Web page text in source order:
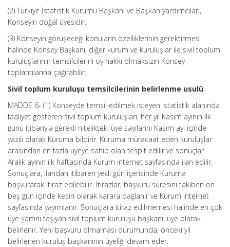
(2) Türkiye İstatistik Kurumu Başkanı ve Başkan yardımcıları,
Konseyin doğal üyesidir.
(3) Konseyin görüşeceği konuların özelliklerinin gerektirmesi
halinde Konsey Başkanı, diğer kurum ve kuruluşlar ile sivil toplum
kuruluşlarının temsilcilerini oy hakkı olmaksızın Konsey
toplantılarına çağırabilir.
Sivil toplum kuruluşu temsilcilerinin belirlenme usulü
MADDE 6- (1) Konseyde temsil edilmek isteyen istatistik alanında
faaliyet gösteren sivil toplum kuruluşları, her yıl Kasım ayının ilk
günü itibarıyla gerekli nitelikteki üye sayılarını Kasım ayı içinde
yazılı olarak Kuruma bildirir. Kuruma müracaat eden kuruluşlar
arasından en fazla üyeye sahip olan tespit edilir ve sonuçlar
Aralık ayının ilk haftasında Kurum internet sayfasında ilan edilir.
Sonuçlara, ilandan itibaren yedi gün içerisinde Kuruma
başvurarak itiraz edilebilir. İtirazlar, başvuru süresini takiben on
beş gün içinde kesin olarak karara bağlanır ve Kurum internet
sayfasında yayımlanır. Sonuçlara itiraz edilmemesi halinde en çok
üye şartını taşıyan sivil toplum kuruluşu başkanı, üye olarak
belirlenir. Yeni başvuru olmaması durumunda, önceki yıl
belirlenen kuruluş başkanının üyeliği devam eder.